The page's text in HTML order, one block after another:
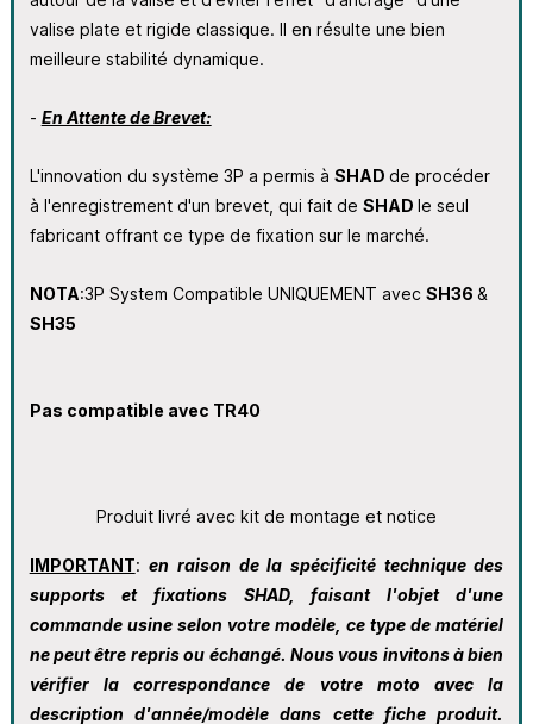
valise plate et rigide classique. Il en résulte une bien
meilleure stabilité dynamique.
- En Attente de Brevet:
L'innovation du système 3P a permis à SHAD de procéder
à l'enregistrement d'un brevet, qui fait de SHAD le seul
fabricant offrant ce type de fixation sur le marché.
NOTA:3P System Compatible UNIQUEMENT avec SH36 &
SH35
Pas compatible avec TR40
Produit livré avec kit de montage et notice
IMPORTANT:en raison de la spécificité technique des
supports et fixations SHAD, faisant l'objet d'une
commande usine selon votre modèle, ce type de matériel
ne peut être repris ou échangé. Nous vous invitons à bien
vérifier la correspondance de votre moto avec la
description d'année/modèle dans cette fiche produit.